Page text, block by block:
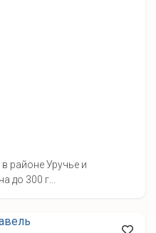
районе Уручье и
до 300 г...